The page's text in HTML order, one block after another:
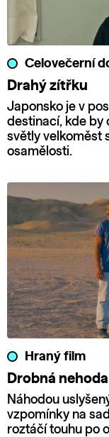
Celovečerní
Drahý zítřku
Japonsko je v
destinací, kde by
světly velkoměst
osamělosti.
Hraný film
Drobná nehoda
Náhodou
vzpomínky na
roztáčí touhu po